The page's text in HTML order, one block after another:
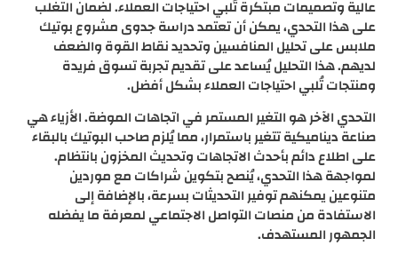
عالية وتصميمات مبتكرة تُلبي احتياجات العملاء. لضمان التغلب
على هذا التحدي، يمكن أن تعتمد دراسة جدوى مشروع بوتيك
ملابس على تحليل المنافسين وتحديد نقاط القوة والضعف
لديهم. هذا التحليل يُساعد على تقديم تجربة تسوق فريدة
ومنتجات تُلبي احتياجات العملاء بشكل أفضل.
التحدي الآخر هو التغير المستمر في اتجاهات الموضة. الأزياء هي
صناعة ديناميكية تتغير باستمرار، مما يُلزم صاحب البوتيك بالبقاء
على اطلاع دائم بأحدث الاتجاهات وتحديث المخزون بانتظام.
لمواجهة هذا التحدي، يُنصح بتكوين شراكات مع موردين
متنوعين يمكنهم توفير التحديثات بسرعة، بالإضافة إلى
الاستفادة من منصات التواصل الاجتماعي لمعرفة ما يفضله
الجمهور المستهدف.